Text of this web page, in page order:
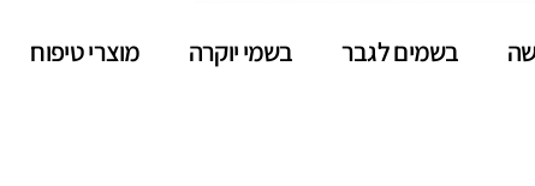
בשמים לגבר בשמי יוקרה מוצרי טיפוח